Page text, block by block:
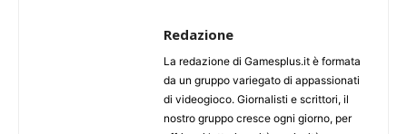
Redazione
La redazione di Gamesplus.it è formata
da un gruppo variegato di appassionati
di videogioco. Giornalisti e scrittori, il
nostro gruppo cresce ogni giorno, per